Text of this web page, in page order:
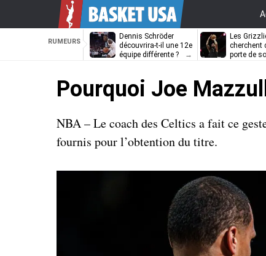
RUMEURS
Dennis Schröder
découvrira-t-il une 12e
équipe différente ?
Les
cherchent
porte de
Pourquoi Joe
NBA – Le coach des Celtics a fait ce
fournis pour l’obtention du titre.